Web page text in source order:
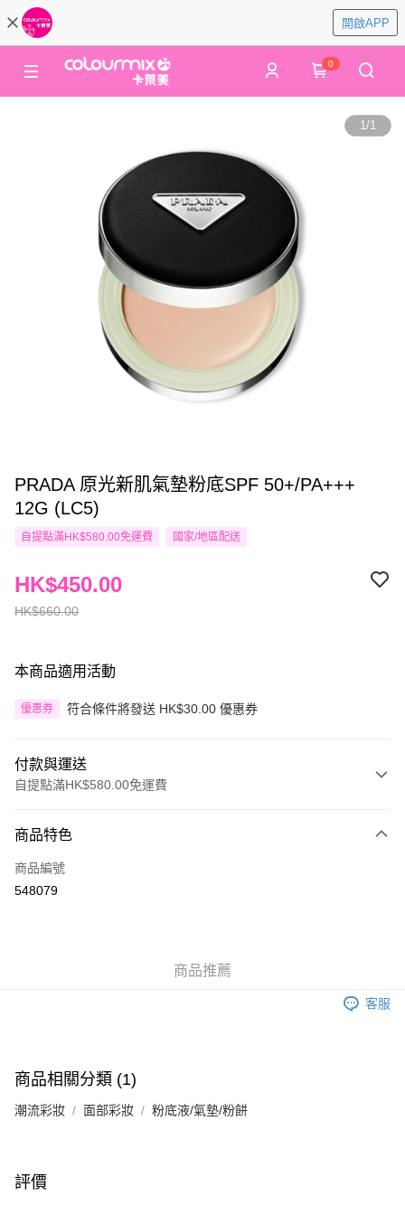
開啟APP
0
1/1
PRADA 原光新肌氣墊粉底SPF 50+/PA+++
12G (LC5)
自提點滿HK$580.00免運費 國家/地區配送
HK$660.00
HK$450.00
本商品適用活動
優惠券 符合條件將發送 HK$30.00 優惠券
付款與運送
自提點滿HK$580.00免運費
信用卡
Apple Pay
相關說明
銀行匯款 請將存款存到以下銀行帳戶，並於存款單據寫上訂單編號後電郵至
eshop@colourmix-cosmetics.com** **我們不會處理沒有提供存款單據的訂
送貨方式
商品特色
商品編號
548079
商品推薦
客服
商品相關分類 (1)
潮流彩妝 面部彩妝 粉底液/氣墊/粉餅
評價